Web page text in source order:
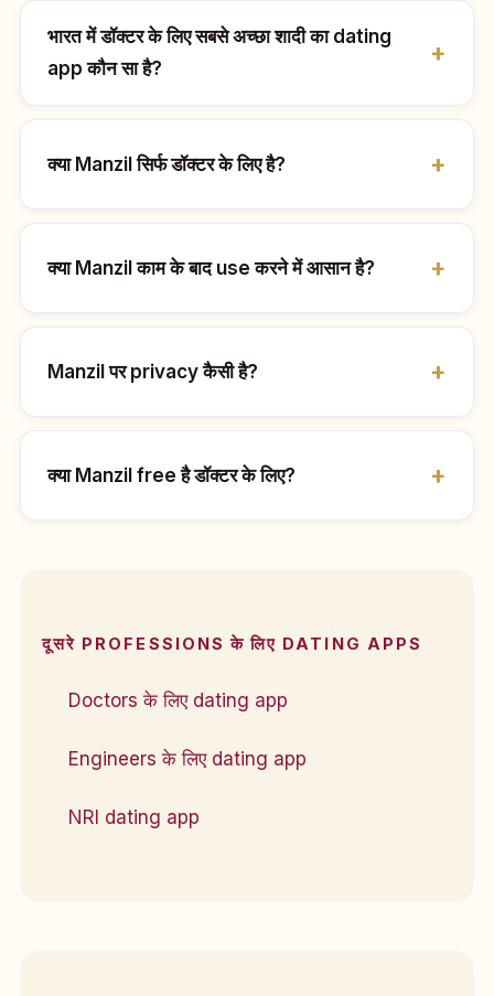
भारत में डॉक्टर के लिए सबसे अच्छा शादी का dating
app कौन सा है?
क्या Manzil सिर्फ डॉक्टर के लिए है?
क्या Manzil काम के बाद use करने में आसान है?
Manzil पर privacy कैसी है?
क्या Manzil free है डॉक्टर के लिए?
दूसरे PROFESSIONS के लिए DATING APPS
Doctors के लिए dating app
Engineers के लिए dating app
NRI dating app